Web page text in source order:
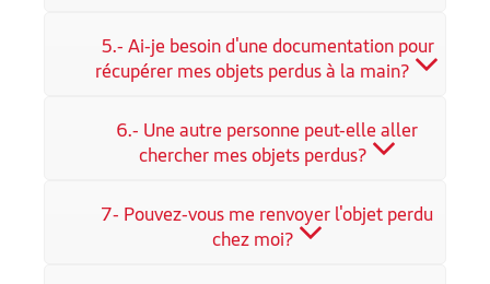
5.- Ai-je besoin d'une documentation pour
récupérer mes objets perdus à la main?
6.- Une autre personne peut-elle aller
chercher mes objets perdus?
7- Pouvez-vous me renvoyer l'objet perdu
chez moi?